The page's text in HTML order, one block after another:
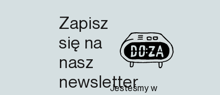
Zapisz
się na
nasz
newsletter
Jesteśmy w